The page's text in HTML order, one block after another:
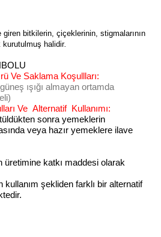
giren bitkilerin, çiçeklerinin, stigmalarının
kurutulmuş halidir.
Ve Saklama Koşullları:
ışığı almayan ortamda
Ve Alternatif Kullanımı:
sonra yemeklerin
veya hazır yemeklere ilave
üretimine katkı maddesi olarak
kullanım şekliden farklı bir alternatif